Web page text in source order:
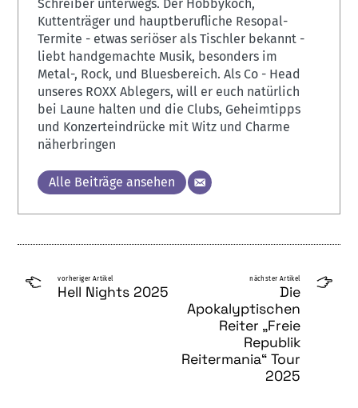
Schreiber unterwegs. Der Hobbykoch,
Kuttenträger und hauptberufliche Resopal-
Termite - etwas seriöser als Tischler bekannt -
liebt handgemachte Musik, besonders im
Metal-, Rock, und Bluesbereich. Als Co - Head
unseres ROXX Ablegers, will er euch natürlich
bei Laune halten und die Clubs, Geheimtipps
und Konzerteindrücke mit Witz und Charme
näherbringen
Alle Beiträge ansehen
vorheriger Artikel
Hell Nights 2025
nächster Artikel
Die
Apokalyptischen
Reiter „Freie
Republik
Reitermania“ Tour
2025